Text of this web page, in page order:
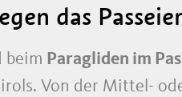
das
beim Paragliden im
Von der Mittel-